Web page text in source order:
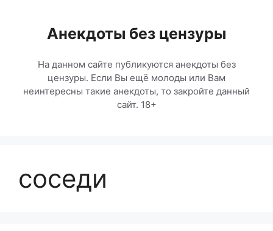
содержимомуАнекдоты без цензуры
На данном сайте публикуются анекдоты без
цензуры. Если Вы ещё молоды или Вам
неинтересны такие анекдоты, то закройте данный
сайт. 18+
соседи